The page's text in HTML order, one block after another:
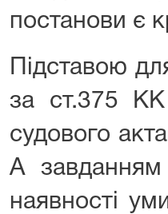
постанови є
Підставою
за ст.375 КК
судового
А завданням
наявності